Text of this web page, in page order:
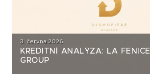
3. června 2026
KREDITNÍ ANALÝZA: LA FENICE
GROUP